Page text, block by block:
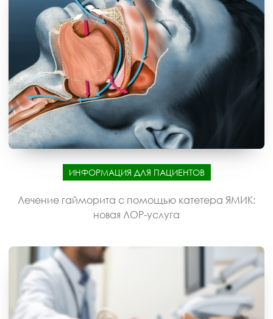
ИНФОРМАЦИЯ ДЛЯ ПАЦИЕНТОВ
Лечение гайморита с помощью катетера ЯМИК:
новая ЛОР-услуга